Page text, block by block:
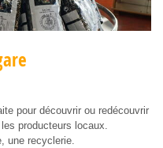
pour découvrir ou redécouvrir
producteurs locaux.
une recyclerie.